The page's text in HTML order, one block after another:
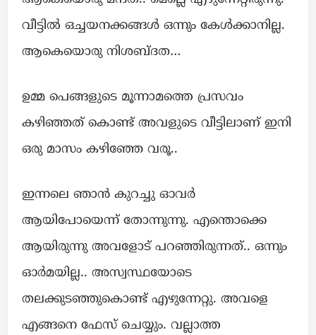
വീട്ടിൽ ഒച്ചയനക്കങ്ങൾ ഒന്നും കേൾക്കാനില്ല.
ആകെയൊരു നിശബ്ദത…
ഉമ്മ പെങ്ങളുടെ മൂന്നാമത്തെ പ്രസവം
കഴിഞ്ഞത് കൊണ്ട് അവളുടെ വീട്ടിലാണ് ഇനി
ഒരു മാസം കഴിഞ്ഞേ വരൂ..
ഇന്നലെ ഞാൻ കുറച്ചു ഓവർ
ആയിപോയെന്ന് തോന്നുന്നു. എന്തൊക്കെ
ആയിരുന്നു അവളോട് പറഞ്ഞിരുന്നത്.. ഒന്നും
ഓർമയില്ല.. അസ്വസ്ഥയോടെ
തലക്കുടഞ്ഞുകൊണ്ട് എഴുന്നേറ്റു. അവളെ
എങ്ങനെ ഫേസ് ചെയ്യും. വല്ലാത്ത